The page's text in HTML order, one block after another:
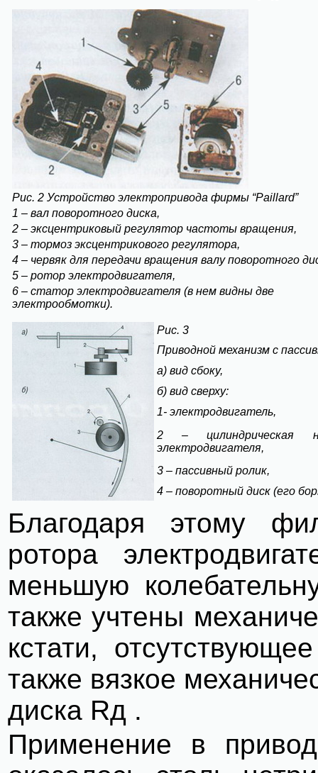
Рис. 2 Устройство электропривода фирмы “Paillard”
1 – вал поворотного диска,
2 – эксцентриковый регулятор частоты вращения,
3 – тормоз эксцентрикового регулятора,
4 – червяк для передачи вращения валу поворотного
5 – ротор электродвигателя,
6 – статор электродвигателя (в нем видны две
электрообмотки).
Рис. 3
Приводной механизм с
а) вид сбоку,
б) вид сверху:
1- электродвигатель,
2 – цилиндрическая
электродвигателя,
3 – пассивный ролик,
4 – поворотный диск (его
Благодаря этому
ротора
меньшую
также учтены
кстати,
также вязкое
диска Rд .
Применение в